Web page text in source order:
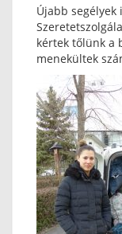
Újabb segélyek
kértek tőlünk a
menekültek